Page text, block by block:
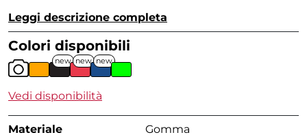
Leggi descrizione completa
Colori disponibili
new new new
Vedi disponibilità
Materiale Gomma